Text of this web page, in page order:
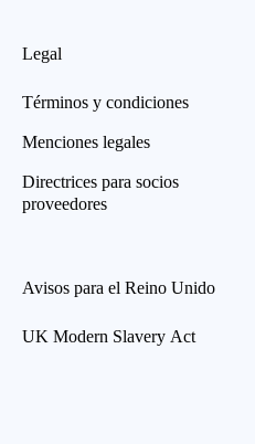
Legal
Términos y condiciones
Menciones legales
Directrices para socios
proveedores
Avisos para el Reino Unido
UK Modern Slavery Act